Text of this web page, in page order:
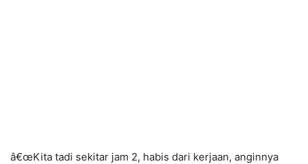
â€œKita tadi sekitar jam 2, habis dari kerjaan, anginnya